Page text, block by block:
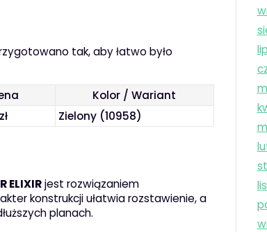
tak, aby łatwo było
Kolor / Wariant
Zielony (10958)
ELIXIRjest rozwiązaniem
konstrukcji ułatwia rozstawienie, a
planach.